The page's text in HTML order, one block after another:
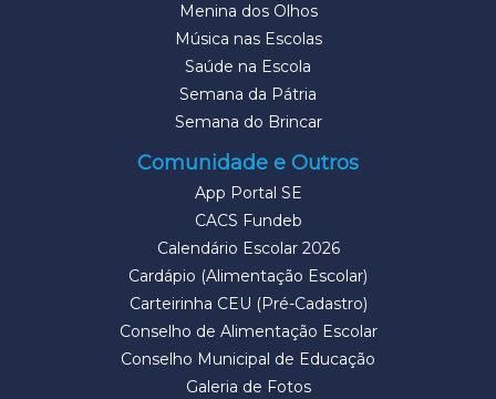
Menina dos Olhos
Música nas Escolas
Saúde na Escola
Semana da Pátria
Semana do Brincar
Comunidade e Outros
App Portal SE
CACS Fundeb
Calendário Escolar 2026
Cardápio (Alimentação Escolar)
Carteirinha CEU (Pré-Cadastro)
Conselho de Alimentação Escolar
Conselho Municipal de Educação
Galeria de Fotos